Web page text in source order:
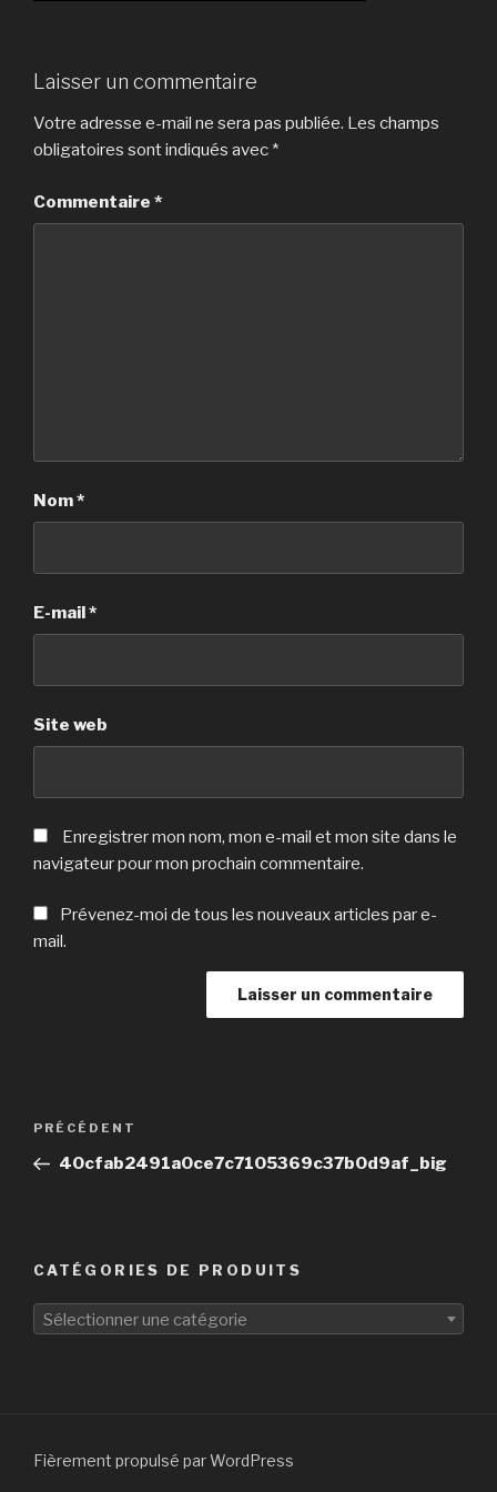
Laisser un commentaire
Votre adresse e-mail ne sera pas publiée. Les champs
obligatoires sont indiqués avec *
Commentaire *
Nom*
E-mail*
Site web
Enregistrer mon nom, mon e-mail et mon site dans le
navigateur pour mon prochain commentaire.
Prévenez-moi de tous les nouveaux articles par e-
mail.
Navigation
l’article
Article
précédent
PRÉCÉDENT
40cfab2491a0ce7c7105369c37b0d9af_big
CATÉGORIES DE PRODUITS
Sélectionner une catégorie
Fièrement propulsé par WordPress